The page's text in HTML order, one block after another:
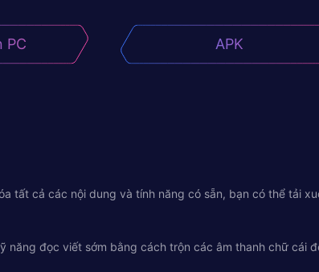
PC APK
tất cả các nội dung và tính năng có sẵn, bạn có thể tải
đọc viết sớm bằng cách trộn các âm thanh chữ cái